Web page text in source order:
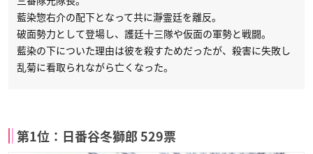
藍染惣右介の配下となって共に瀞霊廷を離反。
破面勢力として登場し、護廷十三隊や仮面の軍勢と戦闘。
藍染の下についた理由は彼を殺すためだったが、殺害に失敗し
乱菊に看取られながら亡くなった。
第1位：日番谷冬獅郎 529票